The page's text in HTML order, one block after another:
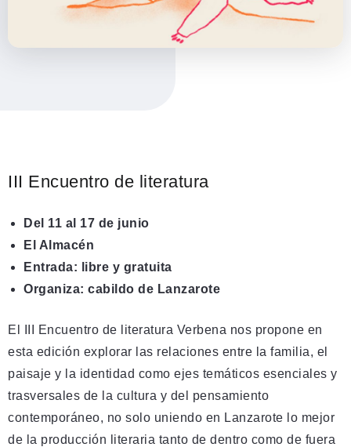
III Encuentro de literatura
Del 11 al 17 de junio
El Almacén
Entrada: libre y gratuita
Organiza: cabildo de Lanzarote
El III Encuentro de literatura Verbena nos propone en
esta edición explorar las relaciones entre la familia, el
paisaje y la identidad como ejes temáticos esenciales y
trasversales de la cultura y del pensamiento
contemporáneo, no solo uniendo en Lanzarote lo mejor
de la producción literaria tanto de dentro como de fuera